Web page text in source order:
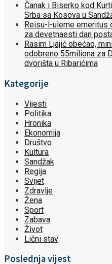
Čanak i Biserko kod
Srba sa Kosova u
Reisu-l-uleme emeritus
za devetnaesti dan
Rasim Ljajić obećao,
odobreno 55miliona za
dvorišta u Ribarićima
Kategorije
Vijesti
Politika
Hronika
Ekonomija
Društvo
Kultura
Sandžak
Regija
Svijet
Zdravlje
Žena
Sport
Zabava
Život
Lični stav
Poslednja vijest